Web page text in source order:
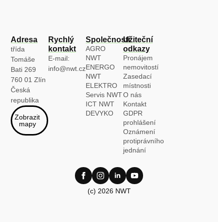
Adresa
třída
Tomáše
Bati 269
760 01 Zlín
Česká
republika
Zobrazit
mapy
Rychlý
kontakt
E-mail:
info@nwt.cz
Společnosti
AGRO
NWT
ENERGO
NWT
ELEKTRO
Servis NWT
ICT NWT
DEVYKO
Užiteční
odkazy
Pronájem
nemovitostí
Zasedací
místnosti
O nás
Kontakt
GDPR
prohlášení
Oznámení
protiprávního
jednání
(c) 2026 NWT